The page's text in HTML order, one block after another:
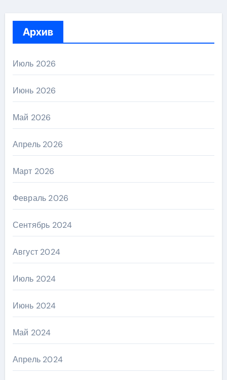
Архив
Июль 2026
Июнь 2026
Май 2026
Апрель 2026
Март 2026
Февраль 2026
Сентябрь 2024
Август 2024
Июль 2024
Июнь 2024
Май 2024
Апрель 2024